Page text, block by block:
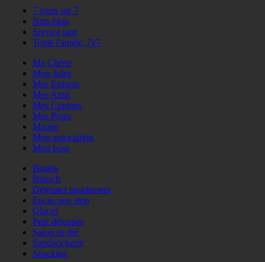
7 jours sur 7
Non-Stop
Service tard
Toute l'année, 7j/7
Ma Chérie
Mon Jules
Mes Enfants
Mes Amis
Mes Copines
Mes Potes
Mamie
Mon association
Mon boss
Bagels
Brunch
Déjeuner rapidement
Encas non stop
Glaces
Petit déjeuner
Salon de thé
Sandwicherie
Snacking